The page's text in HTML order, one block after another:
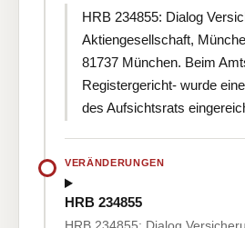
HRB 234855: Dialog
Aktiengesellschaft,
81737 München. Beim
Registergericht- wurde
des Aufsichtsrats
VERÄNDERUNGEN
HRB 234855